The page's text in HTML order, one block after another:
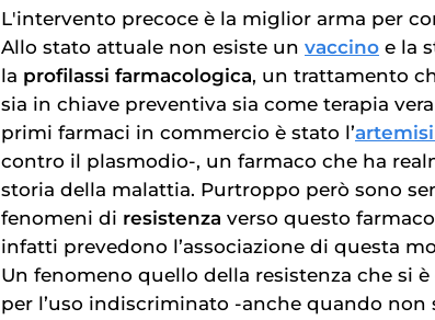
L'intervento precoce è la miglior arma per
Allo stato attuale non esiste un vaccino e la
la profilassi farmacologica, un trattamento
sia in chiave preventiva sia come terapia
primi farmaci in commercio è stato l’
contro il plasmodio-, un farmaco che ha
storia della malattia. Purtroppo però sono
fenomeni di resistenza verso questo
infatti prevedono l’associazione di questa
Un fenomeno quello della resistenza che si
per l’uso indiscriminato -anche quando non